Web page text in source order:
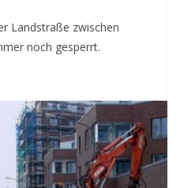
Landstraße zwischen
noch gesperrt.